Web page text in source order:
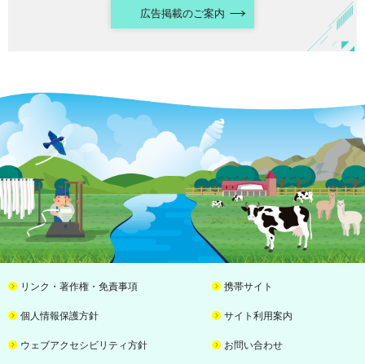
広告掲載のご案内
リンク・著作権・免責事項 携帯サイト
個人情報保護方針 サイト利用案内
ウェブアクセシビリティ方針 お問い合わせ